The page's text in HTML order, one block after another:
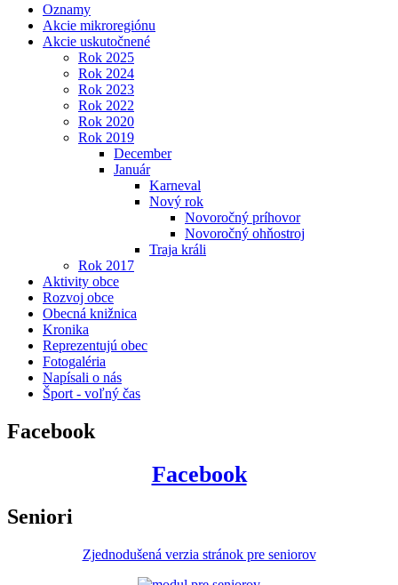
Oznamy
Akcie mikroregiónu
Akcie uskutočnené
Rok 2025
Rok 2024
Rok 2023
Rok 2022
Rok 2020
Rok 2019
December
Január
Karneval
Nový rok
Novoročný príhovor
Novoročný ohňostroj
Traja králi
Rok 2017
Aktivity obce
Rozvoj obce
Obecná knižnica
Kronika
Reprezentujú obec
Fotogaléria
Napísali o nás
Šport - voľný čas
Facebook
Facebook
Seniori
Zjednodušená verzia stránok pre seniorov